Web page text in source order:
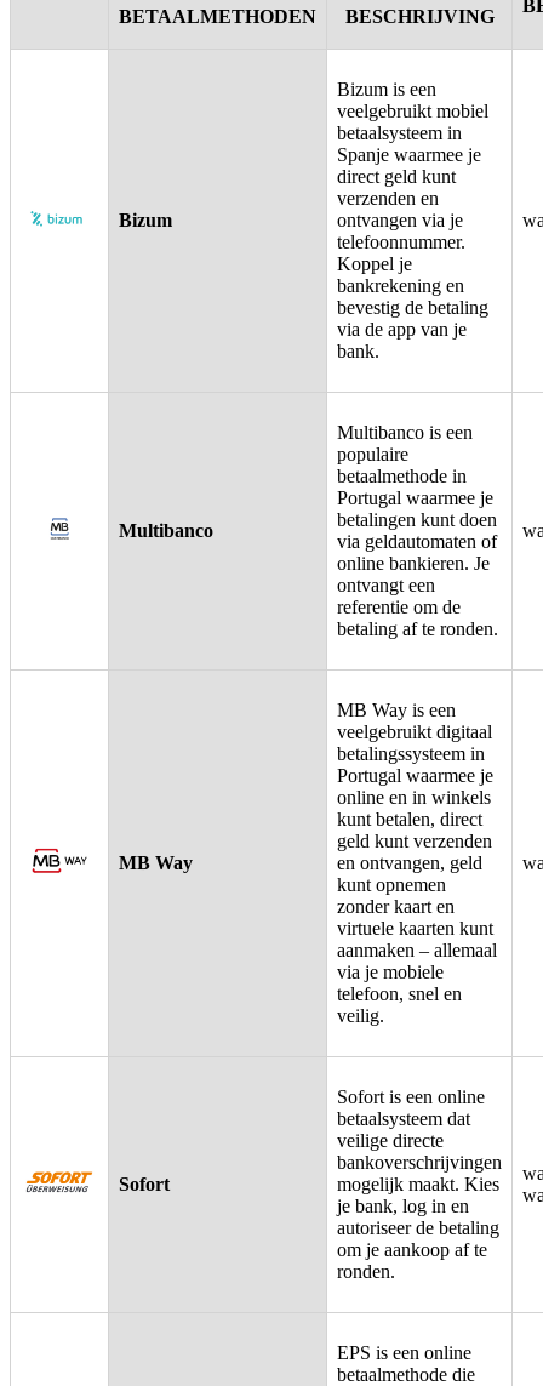
BETAALMETHODEN BESCHRIJVING
Bizum
Bizum is een
veelgebruikt mobiel
betaalsysteem in
Spanje waarmee je
direct geld kunt
verzenden en
ontvangen via je
telefoonnummer.
Koppel je
bankrekening en
bevestig de betaling
via de app van je
bank.
Multibanco
Multibanco is een
populaire
betaalmethode in
Portugal waarmee je
betalingen kunt doen
via geldautomaten of
online bankieren. Je
ontvangt een
referentie om de
betaling af te ronden.
MB Way
MB Way is een
veelgebruikt digitaal
betalingssysteem in
Portugal waarmee je
online en in winkels
kunt betalen, direct
geld kunt verzenden
en ontvangen, geld
kunt opnemen
zonder kaart en
virtuele kaarten kunt
aanmaken – allemaal
via je mobiele
telefoon, snel en
veilig.
Sofort
Sofort is een online
betaalsysteem dat
veilige directe
bankoverschrijvingen
mogelijk maakt. Kies
je bank, log in en
autoriseer de betaling
om je aankoop af te
ronden.
EPS is een online
betaalmethode die